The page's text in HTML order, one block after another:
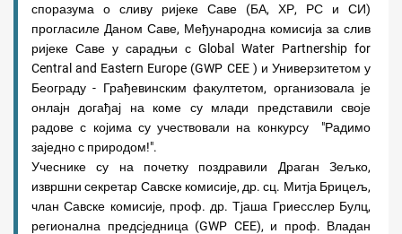
споразума о сливу ријеке Саве (БА, ХР, РС и СИ)
прогласиле Даном Саве, Међународна комисија за слив
ријеке Саве у сарадњи с Global Water Partnership for
Central and Eastern Europe (GWP CEE ) и Универзитетом у
Београду - Грађевинским факултетом, организовала је
онлајн догађај на коме су млади представили своје
радове с којима су учествовали на конкурсу "Радимо
заједно с природом!".
Учеснике су на почетку поздравили Драган Зељко,
извршни секретар Савске комисије, др. сц. Митја Брицељ,
члан Савске комисије, проф. др. Тјаша Гриесслер Булц,
регионална предсједница (GWP CEE), и проф. Владан